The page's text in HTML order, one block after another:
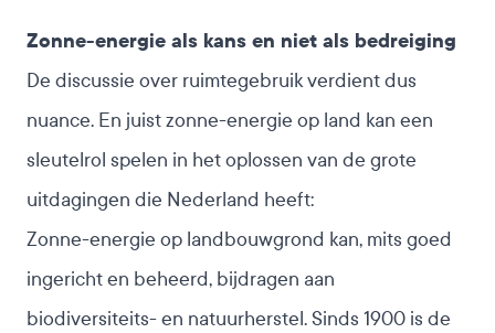
Zonne-energie als kans en niet als bedreiging
De discussie over ruimtegebruik verdient dus
nuance. En juist zonne-energie op land kan een
sleutelrol spelen in het oplossen van de grote
uitdagingen die Nederland heeft:
Zonne-energie op landbouwgrond kan, mits goed
ingericht en beheerd, bijdragen aan
biodiversiteits- en natuurherstel. Sinds 1900 is de